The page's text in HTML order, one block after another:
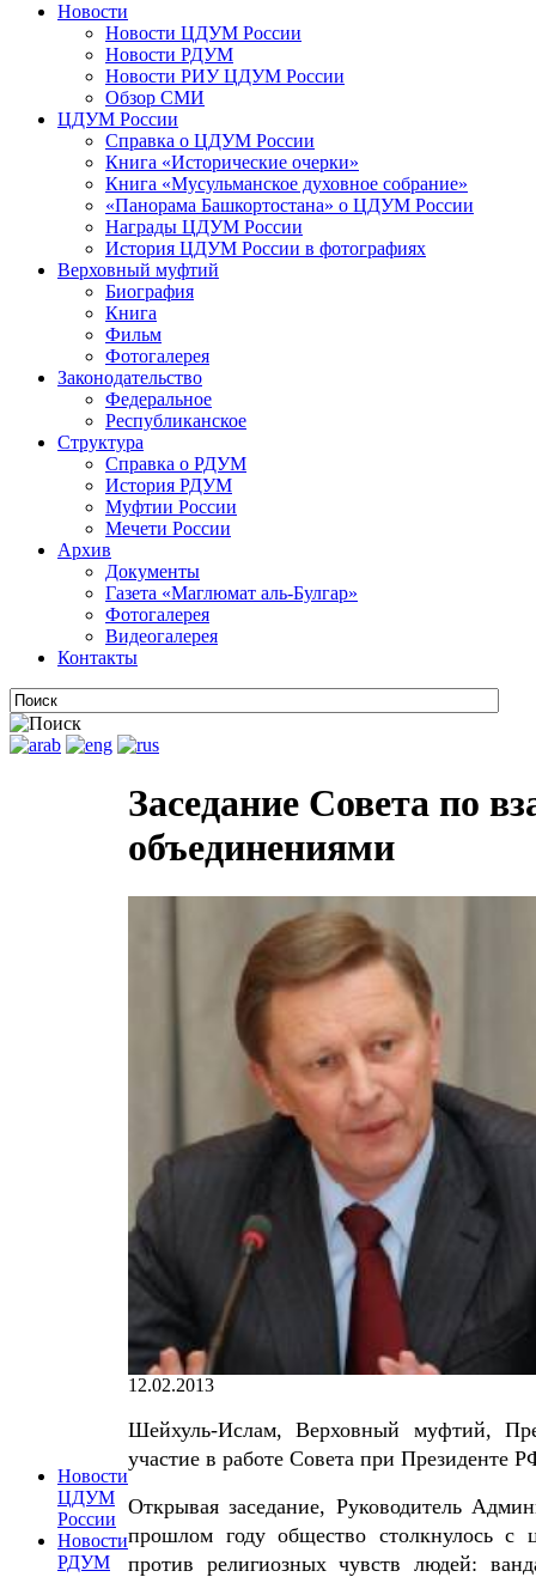
Новости
Новости ЦДУМ России
Новости РДУМ
Новости РИУ ЦДУМ России
Обзор СМИ
ЦДУМ России
Справка о ЦДУМ России
Книга «Исторические очерки»
Книга «Мусульманское духовное собрание»
«Панорама Башкортостана» о ЦДУМ России
Награды ЦДУМ России
История ЦДУМ России в фотографиях
Верховный муфтий
Биография
Книга
Фильм
Фотогалерея
Законодательство
Федеральное
Республиканское
Структура
Справка о РДУМ
История РДУМ
Муфтии России
Мечети России
Архив
Документы
Газета «Маглюмат аль-Булгар»
Фотогалерея
Видеогалерея
Контакты
Новости
ЦДУМ
России
Новости
РДУМ
Заседание Совета по
объединениями
12.02.2013
Шейхуль-Ислам, Верховный муфтий,
участие в работе Совета при Президенте
Открывая заседание, Руководитель
прошлом году общество столкнулось с
против религиозных чувств людей: